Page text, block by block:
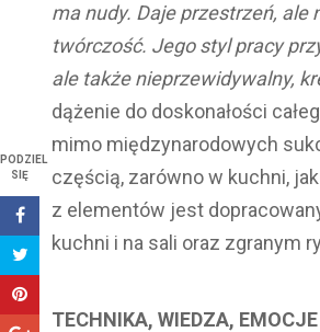
PODZIEL
SIĘ
ma nudy. Daje przestrzeń,
twórczość. Jego styl pracy
ale także nieprzewidywalny,
dążenie do doskonałości
mimo międzynarodowych
częścią, zarówno w kuchni,
z elementów jest
kuchni i na sali oraz zgranym
TECHNIKA, WIEDZA, EMOCJE